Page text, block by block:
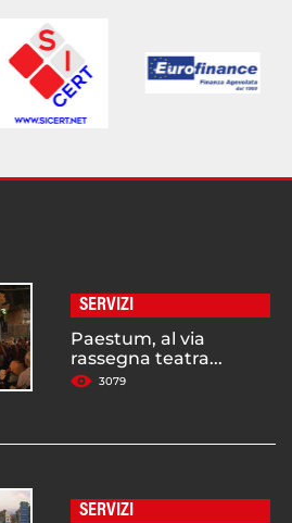
SERVIZI
Paestum, al via
rassegna teatra...
3079
SERVIZI